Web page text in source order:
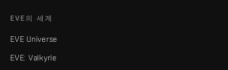
EVE의 세계
EVE Universe
EVE: Valkyrie